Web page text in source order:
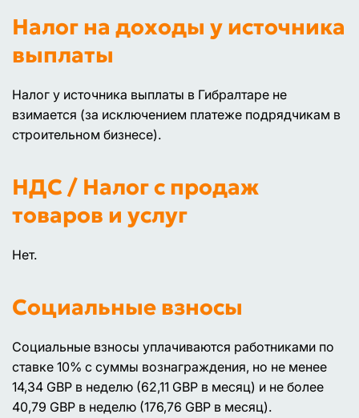
Налог на доходы у источника
выплаты
Налог у источника выплаты в Гибралтаре не
взимается (за исключением платеже подрядчикам в
строительном бизнесе).
НДС / Налог с продаж
товаров и услуг
Нет.
Социальные взносы
Социальные взносы уплачиваются работниками по
ставке 10% с суммы вознаграждения, но не менее
14,34 GBP в неделю (62,11 GBP в месяц) и не более
40,79 GBP в неделю (176,76 GBP в месяц).